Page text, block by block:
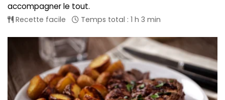
accompagner le tout.
Recette facile Temps total : 1 h 3 min